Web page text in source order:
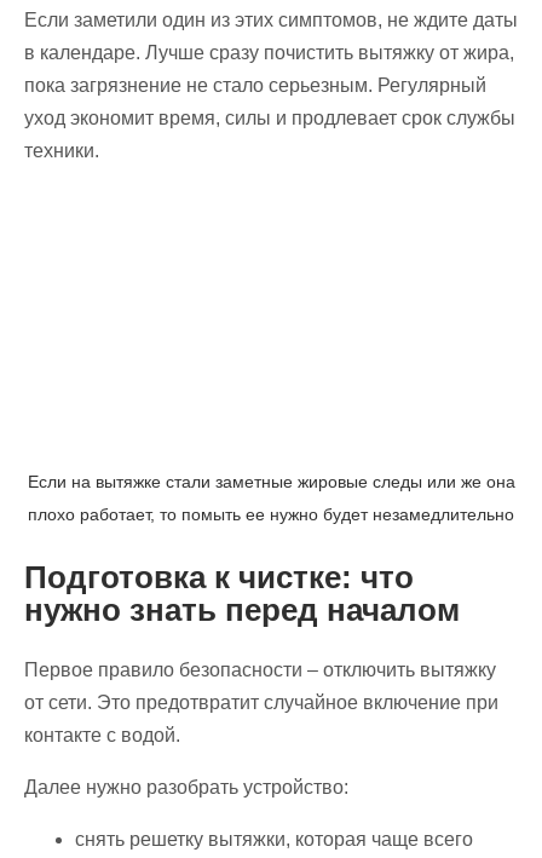
Если заметили один из этих симптомов, не ждите даты
в календаре. Лучше сразу почистить вытяжку от жира,
пока загрязнение не стало серьезным. Регулярный
уход экономит время, силы и продлевает срок службы
техники.
Если на вытяжке стали заметные жировые следы или же она
плохо работает, то помыть ее нужно будет незамедлительно
Подготовка к чистке: что
нужно знать перед началом
Первое правило безопасности – отключить вытяжку
от сети. Это предотвратит случайное включение при
контакте с водой.
Далее нужно разобрать устройство:
снять решетку вытяжки, которая чаще всего